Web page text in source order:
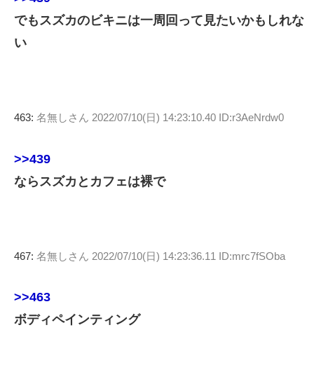
でもスズカのビキニは一周回って見たいかもしれな
い
463: 名無しさん 2022/07/10(日) 14:23:10.40 ID:r3AeNrdw0
>>439
ならスズカとカフェは裸で
467: 名無しさん 2022/07/10(日) 14:23:36.11 ID:mrc7fSOba
>>463
ボディペインティング